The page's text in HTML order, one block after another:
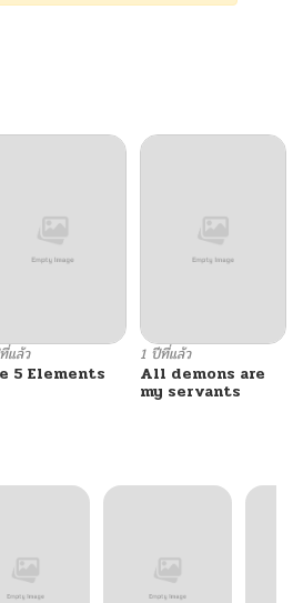
04/17/2026
04/08/2026
แล้ว
5 Elements
1 ปีที่แล้ว
All demons are
my servants